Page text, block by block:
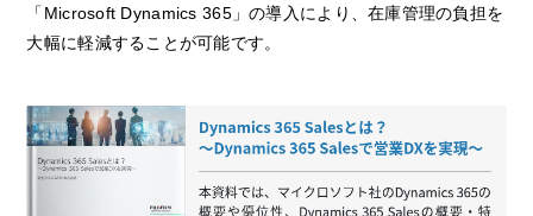
「Microsoft Dynamics 365」の導入により、在庫管理の負担を
大幅に軽減することが可能です。